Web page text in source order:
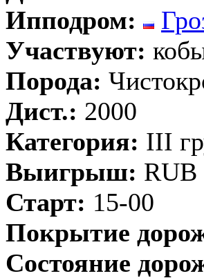
Ипподром:
Участвуют:
Порода:
Дист.: 2000
Категория: III
Выигрыш: RUB
Старт: 15-00
Покрытие
Состояние